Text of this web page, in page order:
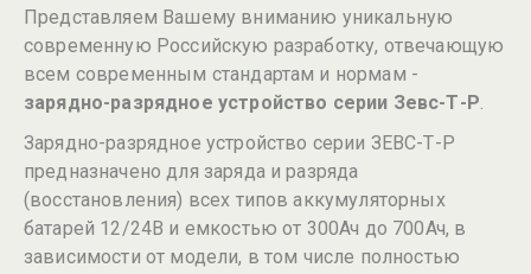
Представляем Вашему вниманию уникальную
современную Российскую разработку, отвечающую
всем современным стандартам и нормам -
зарядно-разрядное устройство серии Зевс-Т-Р.
Зарядно-разрядное устройство серии ЗЕВС-Т-Р
предназначено для заряда и разряда
(восстановления) всех типов аккумуляторных
батарей 12/24В и емкостью от 300Ач до 700Ач, в
зависимости от модели, в том числе полностью